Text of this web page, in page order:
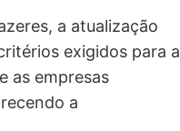
, a atualização
exigidos para a
as empresas
a